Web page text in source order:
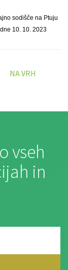
sodišče na Ptuju
dne 10. 10. 2023
NA VRH
o vseh
in